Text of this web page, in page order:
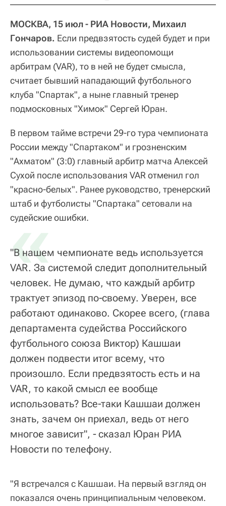
МОСКВА, 15 июл ‑ РИА Новости, Михаил
Гончаров. Если предвзятость судей будет и при
использовании системы видеопомощи
арбитрам (VAR), то в ней не будет смысла,
считает бывший нападающий футбольного
клуба "Спартак", а ныне главный тренер
подмосковных "Химок" Сергей Юран.
В первом тайме встречи 29‑го тура чемпионата
России между "Спартаком" и грозненским
"Ахматом" (3:0) главный арбитр матча Алексей
Сухой после использования VAR отменил гол
"красно-белых". Ранее руководство, тренерский
штаб и футболисты "Спартака" сетовали на
судейские ошибки.
«
"В нашем чемпионате ведь используется
VAR. За системой следит дополнительный
человек. Не думаю, что каждый арбитр
трактует эпизод по‑своему. Уверен, все
работают одинаково. Скорее всего, (глава
департамента судейства Российского
футбольного союза Виктор) Кашшаи
должен подвести итог всему, что
произошло. Если предвзятость есть и на
VAR, то какой смысл ее вообще
использовать? Все‑таки Кашшаи должен
знать, зачем он приехал, ведь от него
многое зависит", ‑ сказал Юран РИА
Новости по телефону.
"Я встречался с Кашшаи. На первый взгляд он
показался очень принципиальным человеком.